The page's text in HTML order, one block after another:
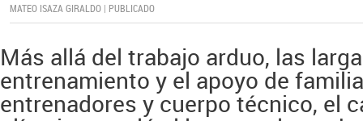
MATEO ISAZA GIRALDO | PUBLICADO
Más allá del trabajo arduo, las
entrenamiento y el apoyo de
entrenadores y cuerpo técnico, el